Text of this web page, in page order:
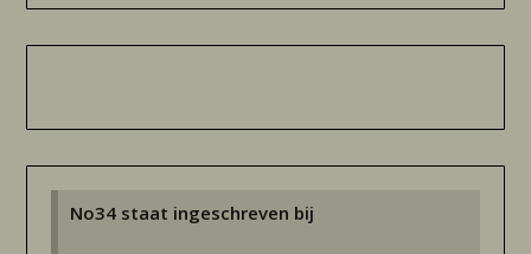
No34 staat ingeschreven bij